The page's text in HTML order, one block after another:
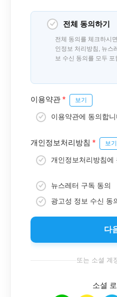
전체 동의하기
전체 동의를 체크하시
인정보 처리방침, 뉴스
보 수신 동의를 모두 포
이용약관 * 보기
이용약관에 동의합니
개인정보처리방침 * 보기
개인정보처리방침에
뉴스레터 구독 동의
광고성 정보 수신 동
다
또는 소셜 계
소셜